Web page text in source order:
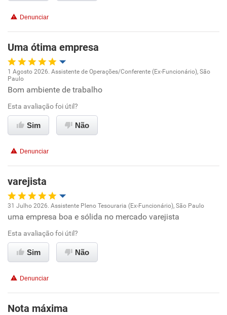
Benefícios
Recomenda esta empresa
Recomenda a diretoria
Denunciar
Uma ótima empresa
Oportunidade de promoção
Ambiente de trabalho
Conciliação com a vida familiar
Recomenda esta empresa
1 Agosto 2026. Assistente de Operações/Conferente (Ex-Funcionário), São
Paulo
Bom ambiente de trabalho
Esta avaliação foi útil?
Sim Não
Denunciar
varejista
Oportunidade de promoção
Ambiente de trabalho
Benefícios
31 Julho 2026. Assistente Pleno Tesouraria (Ex-Funcionário), São Paulo
uma empresa boa e sólida no mercado varejista
Esta avaliação foi útil?
Sim Não
Denunciar
Nota máxima